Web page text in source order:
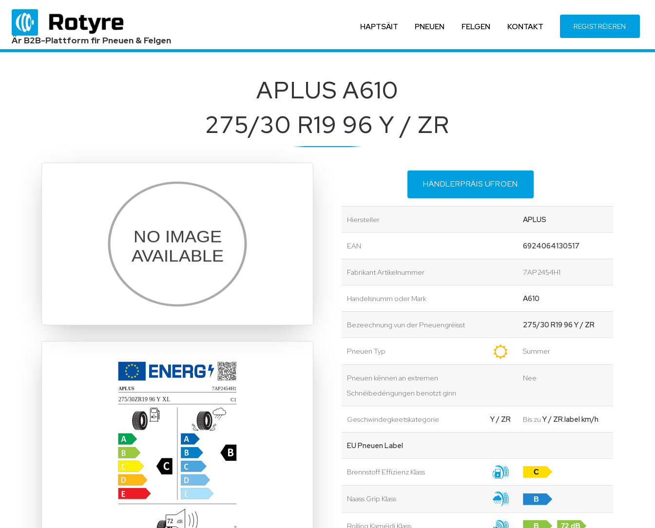
Är B2B-Plattform fir Pneuen & Felgen
HAPTSÄIT PNEUEN FELGEN KONTAKT REGISTRÉIEREN
APLUS A610
275/30 R19 96 Y / ZR
HÄNDLERPRÄIS UFROEN
Hiersteller APLUS
EAN 6924064130517
Fabrikant Artikelnummer 7AP2454H1
Handelsnumm oder Mark A610
Bezeechnung vun der Pneuengréisst 275/30 R19 96 Y / ZR
Pneuen Typ Summer
Pneuen kënnen an extremen
Schnéibedéngungen benotzt ginn
Nee
Geschwindegkeetskategorie Y / ZR Bis zuY / ZR.label km/h
EU Pneuen Label
Brennstoff Effizienz Klass C
Naass Grip Klass B
Rolling Kaméidi Klass B 72 dB